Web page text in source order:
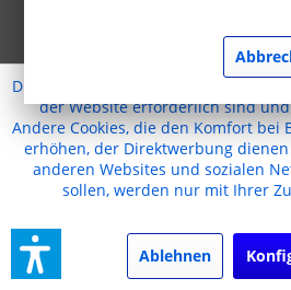
Realisiert mit
Diese Website benutzt Cookies, die
der Website erforderlich sind
Andere Cookies, die den Komfort bei
erhöhen, der Direktwerbung
anderen Websites und sozialen
sollen, werden nur mit Ihrer
Ablehnen